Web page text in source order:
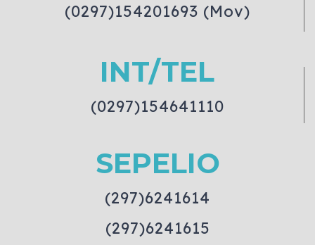
(0297)154201693 (Mov)
INT/TEL
(0297)154641110
SEPELIO
(297)6241614
(297)6241615